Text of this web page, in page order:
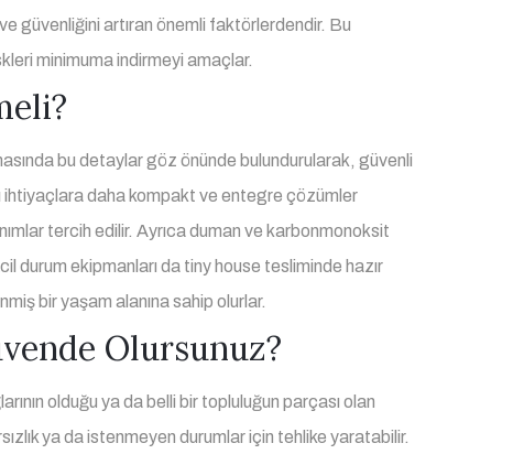
güvenliğini artıran önemli faktörlerdendir. Bu
minimuma indirmeyi amaçlar.
bu detaylar göz önünde bulundurularak, güvenli
ihtiyaçlara daha kompakt ve entegre çözümler
tercih edilir. Ayrıca duman ve karbonmonoksit
durum ekipmanları da tiny house tesliminde hazır
bir yaşam alanına sahip olurlar.
Olursunuz?
olduğu ya da belli bir topluluğun parçası olan
ya da istenmeyen durumlar için tehlike yaratabilir.